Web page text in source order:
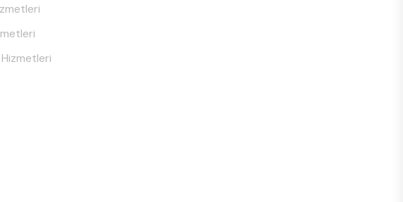
Hizmetleri